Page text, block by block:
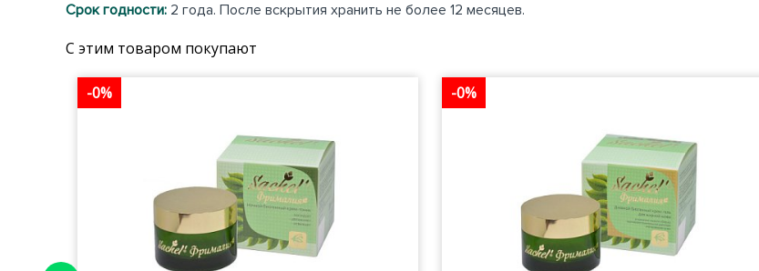
Срок годности: 2 года. После вскрытия хранить не более 12 месяцев.
С этим товаром покупают
-0% -0%